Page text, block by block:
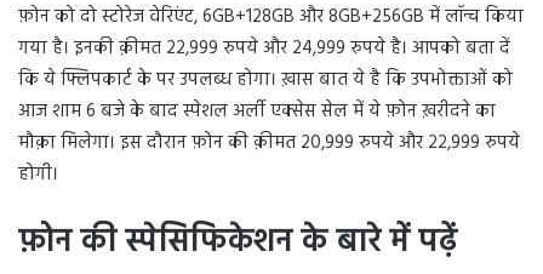
फ़ोन को दो स्टोरेज वेरिएंट, 6GB+128GB और 8GB+256GB में लॉन्च किया
गया है। इनकी क़ीमत 22,999 रुपये और 24,999 रुपये है। आपको बता दें
कि ये फ्लिपकार्ट के पर उपलब्ध होगा। ख़ास बात ये है कि उपभोक्ताओं को
आज शाम 6 बजे के बाद स्पेशल अर्ली एक्सेस सेल में ये फ़ोन ख़रीदने का
मौक़ा मिलेगा। इस दौरान फ़ोन की क़ीमत 20,999 रुपये और 22,999 रुपये
होगी।
फ़ोन की स्पेसिफिकेशन के बारे में पढ़ें